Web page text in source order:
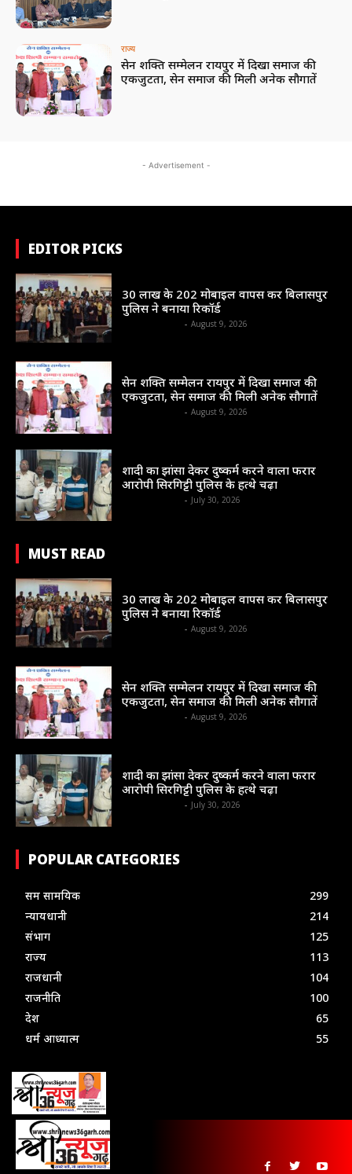
राज्य
सेन शक्ति सम्मेलन रायपुर में दिखा समाज की
एकजुटता, सेन समाज की मिली अनेक सौगातें
- Advertisement -
EDITOR PICKS
30 लाख के 202 मोबाइल वापस कर बिलासपुर
पुलिस ने बनाया रिकॉर्ड
- August 9, 2026
सेन शक्ति सम्मेलन रायपुर में दिखा समाज की
एकजुटता, सेन समाज की मिली अनेक सौगातें
- August 9, 2026
शादी का झांसा देकर दुष्कर्म करने वाला फरार
आरोपी सिरगिट्टी पुलिस के हत्थे चढ़ा
- July 30, 2026
MUST READ
30 लाख के 202 मोबाइल वापस कर बिलासपुर
पुलिस ने बनाया रिकॉर्ड
- August 9, 2026
सेन शक्ति सम्मेलन रायपुर में दिखा समाज की
एकजुटता, सेन समाज की मिली अनेक सौगातें
- August 9, 2026
शादी का झांसा देकर दुष्कर्म करने वाला फरार
आरोपी सिरगिट्टी पुलिस के हत्थे चढ़ा
- July 30, 2026
POPULAR CATEGORIES
सम सामयिक
299
न्यायधानी
214
संभाग
125
राज्य
113
राजधानी
104
राजनीति
100
देश
65
धर्म आध्यात्म
55